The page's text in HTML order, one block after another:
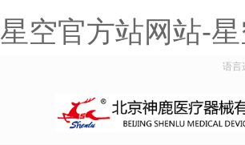
星空官方站网站-
语言